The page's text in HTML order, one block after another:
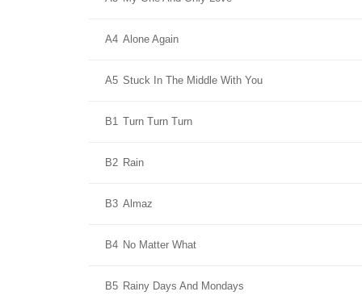
A4 Alone Again
A5 Stuck In The Middle With You
B1 Turn Turn Turn
B2 Rain
B3 Almaz
B4 No Matter What
B5 Rainy Days And Mondays